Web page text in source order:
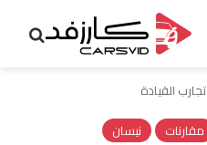
تجارب القيادة
مقارنات نيسان